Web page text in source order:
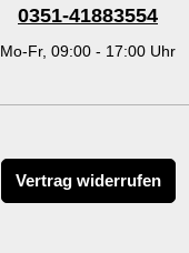
0351-41883554
Mo-Fr, 09:00 - 17:00 Uhr
Vertrag widerrufen